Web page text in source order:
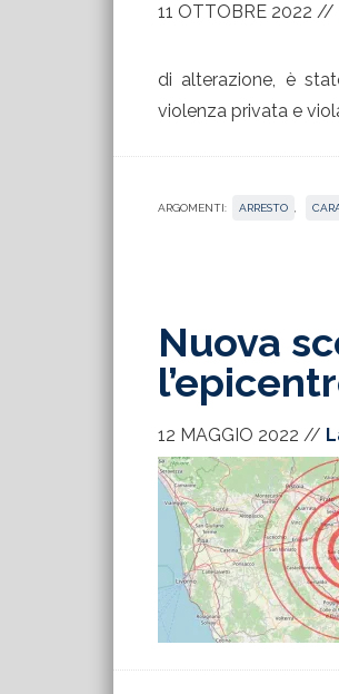
11 OTTOBRE 2022 //
di alterazione, è
violenza privata e
ARGOMENTI: ARRESTO
Nuova
12 MAGGIO 2022 //